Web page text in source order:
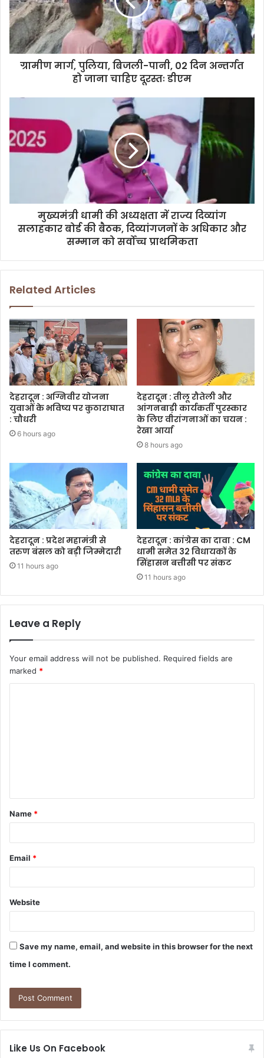
i
l
a
d
ग्रामीण मार्ग, पुलिया, बिजली-पानी, 02 दिन अन्तर्गत
हो जाना चाहिए दूरस्तः डीएम
मुख्यमंत्री धामी की अध्यक्षता में राज्य दिव्यांग
सलाहकार बोर्ड की बैठक, दिव्यांगजनों के अधिकार और
सम्मान को सर्वोच्च प्राथमिकता
Related Articles
देहरादून : अग्निवीर योजना
युवाओं के भविष्य पर कुठाराघात
: चौधरी
6 hours ago
देहरादून : तीलू रौतेली और
आंगनबाड़ी कार्यकर्ती पुरस्कार
के लिए वीरांगनाओं का चयन :
रेखा आर्या
8 hours ago
देहरादून : प्रदेश महामंत्री से
तरुण बंसल को बड़ी जिम्मेदारी
11 hours ago
देहरादून : कांग्रेस का दावा : CM
धामी समेत 32 विधायकों के
सिंहासन बत्तीसी पर संकट
11 hours ago
Leave a Reply
Your email address will not be published. Required fields are
marked *
t
*
Name *
Email *
Website
Save my name, email, and website in this browser for the next
time I comment.
Like Us On Facebook